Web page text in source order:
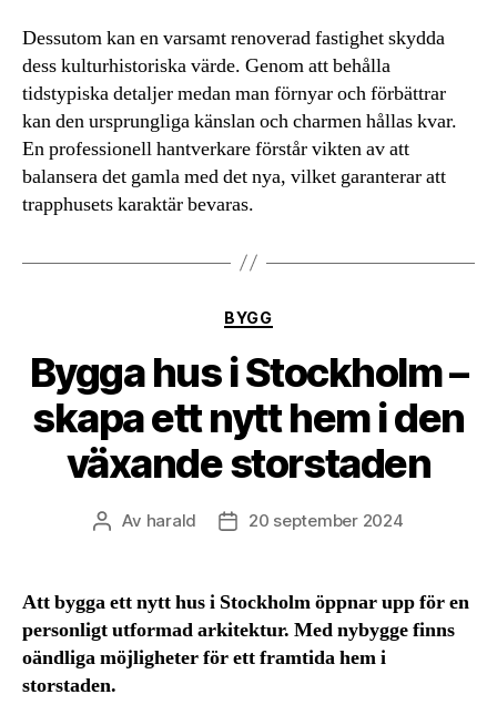
Dessutom kan en varsamt renoverad fastighet skydda
dess kulturhistoriska värde. Genom att behålla
tidstypiska detaljer medan man förnyar och förbättrar
kan den ursprungliga känslan och charmen hållas kvar.
En professionell hantverkare förstår vikten av att
balansera det gamla med det nya, vilket garanterar att
trapphusets karaktär bevaras.
Kategorier
BYGG
Bygga hus i Stockholm –
skapa ett nytt hem i den
växande storstaden
Inläggsförfattare
Av harald Inläggsdatum
20 september 2024
Att bygga ett nytt hus i Stockholm öppnar upp för en
personligt utformad arkitektur. Med nybygge finns
oändliga möjligheter för ett framtida hem i
storstaden.